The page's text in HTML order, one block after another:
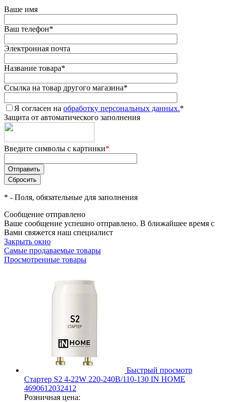
Ваше имя
Ваш телефон*
Электронная почта
Название товара*
Ссылка на товар другого магазина*
Я согласен на обработку персональных данных.*
Защита от автоматического заполнения
Введите символы с картинки*
* - Поля, обязательные для заполнения
Сообщение отправлено
Ваше сообщение успешно отправлено. В ближайшее время с
Вами свяжется наш специалист
Закрыть окно
Самые продаваемые товары
Просмотренные товары
Быстрый просмотр
Стартер S2 4-22W 220-240В/110-130 IN HOME
4690612032412
Розничная цена: